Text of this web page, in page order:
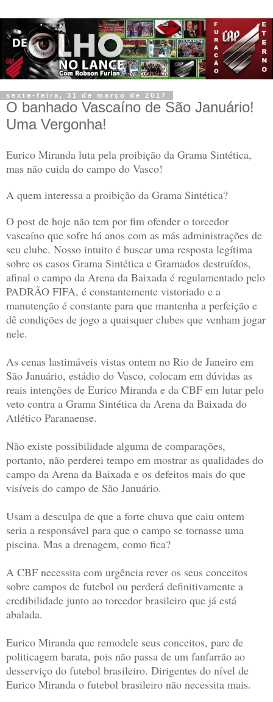
sexta-feira, 31 de março de 2017
O banhado Vascaíno de São Januário!
Uma Vergonha!
Eurico Miranda luta pela proibição da Grama Sintética,
mas não cuida do campo do Vasco!
A quem interessa a proibição da Grama Sintética?
O post de hoje não tem por fim ofender o torcedor
vascaíno que sofre há anos com as más administrações de
seu clube. Nosso intuito é buscar uma resposta legítima
sobre os casos Grama Sintética e Gramados destruídos,
afinal o campo da Arena da Baixada é regulamentado pelo
PADRÃO FIFA, é constantemente vistoriado e a
manutenção é constante para que mantenha a perfeição e
dê condições de jogo a quaisquer clubes que venham jogar
nele.
As cenas lastimáveis vistas ontem no Rio de Janeiro em
São Januário, estádio do Vasco, colocam em dúvidas as
reais intenções de Eurico Miranda e da CBF em lutar pelo
veto contra a Grama Sintética da Arena da Baixada do
Atlético Paranaense.
Não existe possibilidade alguma de comparações,
portanto, não perderei tempo em mostrar as qualidades do
campo da Arena da Baixada e os defeitos mais do que
visíveis do campo de São Januário.
Usam a desculpa de que a forte chuva que caiu ontem
seria a responsável para que o campo se tornasse uma
piscina. Mas a drenagem, como fica?
A CBF necessita com urgência rever os seus conceitos
sobre campos de futebol ou perderá definitivamente a
credibilidade junto ao torcedor brasileiro que já está
abalada.
Eurico Miranda que remodele seus conceitos, pare de
politicagem barata, pois não passa de um fanfarrão ao
desserviço do futebol brasileiro. Dirigentes do nível de
Eurico Miranda o futebol brasileiro não necessita mais.